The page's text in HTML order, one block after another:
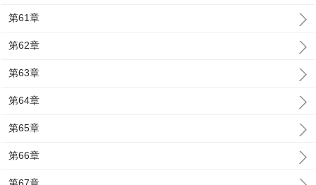
第61章
第62章
第63章
第64章
第65章
第66章